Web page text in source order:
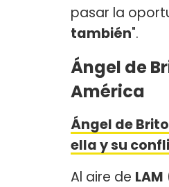
pasar la
también".
Ángel de
América
Ángel de Brito
ella y su
Al aire de LAM